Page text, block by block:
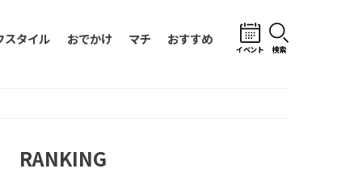
スタイル おでかけ マチ おすすめ
イベント 検索
RANKING